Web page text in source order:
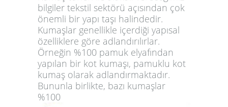
bilgiler tekstil sektörü açısından çok
önemli bir yapı taşı halindedir.
Kumaşlar genellikle içerdiği yapısal
özelliklere göre adlandırılırlar.
Örneğin %100 pamuk elyafından
yapılan bir kot kumaşı, pamuklu kot
kumaş olarak adlandırmaktadır.
Bununla birlikte, bazı kumaşlar
%100